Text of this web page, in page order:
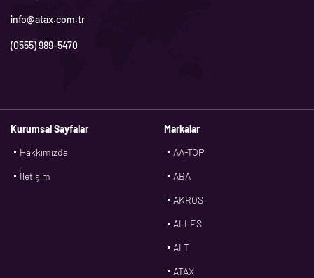
info@atax.com.tr
(0555) 989-5470
Kurumsal Sayfalar
Hakkımızda
İletişim
Markalar
AA-TOP
ABA
AKROS
ALLES
ALT
ATAX